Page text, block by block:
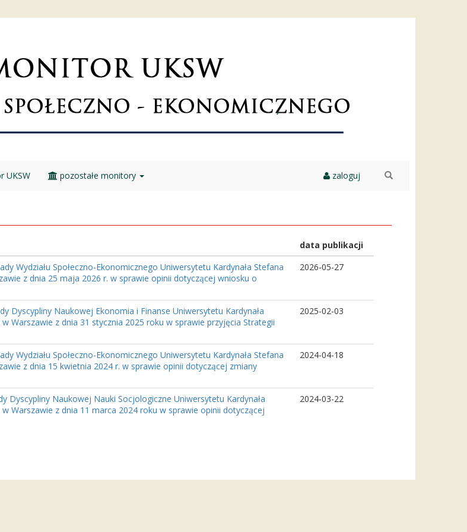
UKSW pozostałe monitory zaloguj
data publikacji
Wydziału Społeczno-Ekonomicznego Uniwersytetu Kardynała Stefana
z dnia 25 maja 2026 r. w sprawie opinii dotyczącej wniosku o
2026-05-27
Dyscypliny Naukowej Ekonomia i Finanse Uniwersytetu Kardynała
Warszawie z dnia 31 stycznia 2025 roku w sprawie przyjęcia Strategii
2025-02-03
Wydziału Społeczno-Ekonomicznego Uniwersytetu Kardynała Stefana
z dnia 15 kwietnia 2024 r. w sprawie opinii dotyczącej zmiany
2024-04-18
Dyscypliny Naukowej Nauki Socjologiczne Uniwersytetu Kardynała
Warszawie z dnia 11 marca 2024 roku w sprawie opinii dotyczącej
2024-03-22